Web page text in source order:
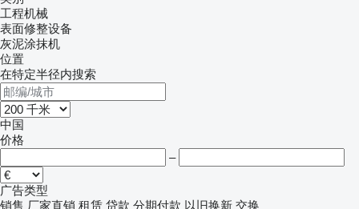
工程机械
表面修整设备
灰泥涂抹机
位置
在特定半径内搜索
中国
价格
–
广告类型
销售 厂家直销 租赁 贷款 分期付款 以旧换新 交换